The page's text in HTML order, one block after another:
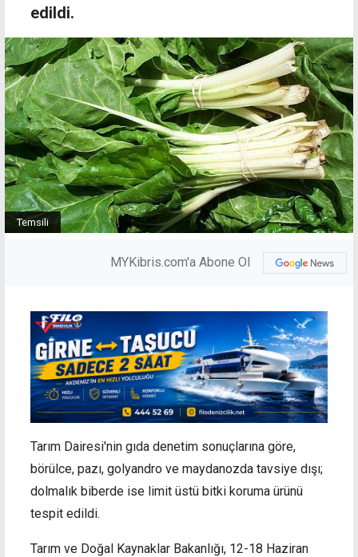
edildi.
Temsili
MYKibris.com'a Abone Ol
Tarım Dairesi'nin gıda denetim sonuçlarına göre,
börülce, pazı, golyandro ve maydanozda tavsiye dışı;
dolmalık biberde ise limit üstü bitki koruma ürünü
tespit edildi.
Tarım ve Doğal Kaynaklar Bakanlığı, 12-18 Haziran